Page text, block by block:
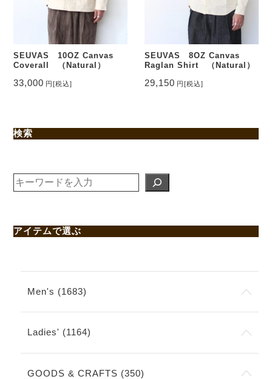
SEUVAS 10OZ Canvas
Coverall （Natural）
33,000 円[税込]
SEUVAS 8OZ Canvas
Raglan Shirt （Natural）
29,150 円[税込]
検索
索
アイテムで選ぶ
Men's (1683)
Ladies' (1164)
GOODS & CRAFTS (350)